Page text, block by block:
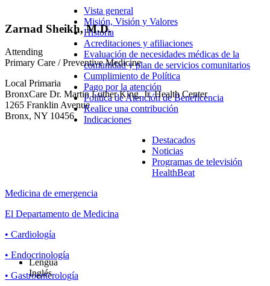
Vista general
Misión, Visión y Valores
Historia
Acreditaciones y afiliaciones
Evaluación de necesidades médicas de la
comunidad y plan de servicios comunitarios
Cumplimiento de Política
Pago por la atención
Política de Atención de Beneficencia
Realice una contribución
Indicaciones
Destacados
Noticias
Programas de televisión
HealthBeat
Medicina de emergencia
El Departamento de Medicina
• Cardiología
• Endocrinología
• Gastroenterología
Zarnad Sheikh, M.D.
Attending
Primary Care / Preventive Medicine
Local Primaria
BronxCare Dr. Martin Luther King, Jr. Health Center
1265 Franklin Avenue
Bronx, NY 10456
Lengua
Inglés